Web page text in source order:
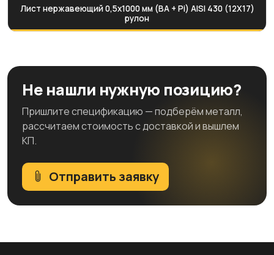
Лист нержавеющий 0,5х1000 мм (BA + Pi) AISI 430 (12Х17)
рулон
Не нашли нужную позицию?
Пришлите спецификацию — подберём металл,
рассчитаем стоимость с доставкой и вышлем
КП.
Отправить заявку